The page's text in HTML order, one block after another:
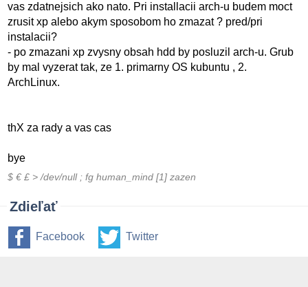
vas zdatnejsich ako nato. Pri installacii arch-u budem moct
zrusit xp alebo akym sposobom ho zmazat ? pred/pri
instalacii?
- po zmazani xp zvysny obsah hdd by posluzil arch-u. Grub
by mal vyzerat tak, ze 1. primarny OS kubuntu , 2.
ArchLinux.
thX za rady a vas cas
bye
$ € £ > /dev/null ; fg human_mind [1] zazen
Zdieľať
Facebook Twitter